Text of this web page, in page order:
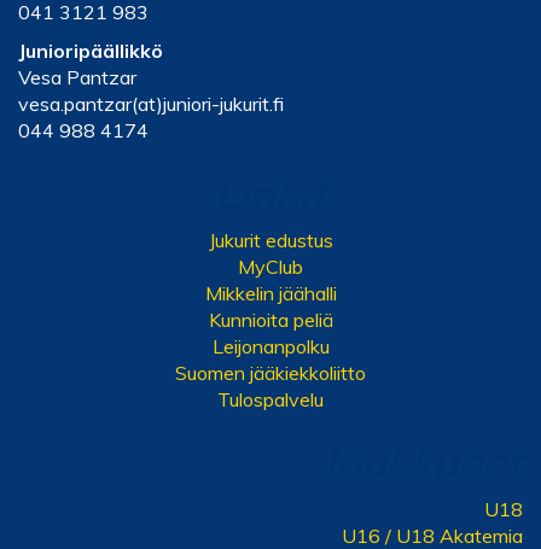
041 3121 983
Junioripäällikkö
Vesa Pantzar
vesa.pantzar(at)juniori-jukurit.fi
044 988 4174
Jukurit edustus
MyClub
Mikkelin jäähalli
Kunnioita peliä
Leijonanpolku
Suomen jääkiekkoliitto
Tulospalvelu
U18
U16 / U18 Akatemia